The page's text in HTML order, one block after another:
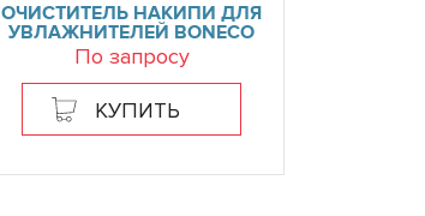
ОЧИСТИТЕЛЬ НАКИПИ ДЛЯ
УВЛАЖНИТЕЛЕЙ BONECO
По запросу
КУПИТЬ